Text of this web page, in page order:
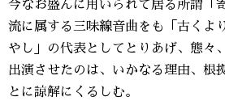
今なお盛んに用いられて居る所謂「
流に属する三味線音曲をも「古くよ
やし」の代表としてとりあげ、態々
出演させたのは、いかなる理由、根
とに諒解にくるしむ。